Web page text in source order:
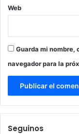
Web
Guarda mi nombre,
navegador para la
Seguinos